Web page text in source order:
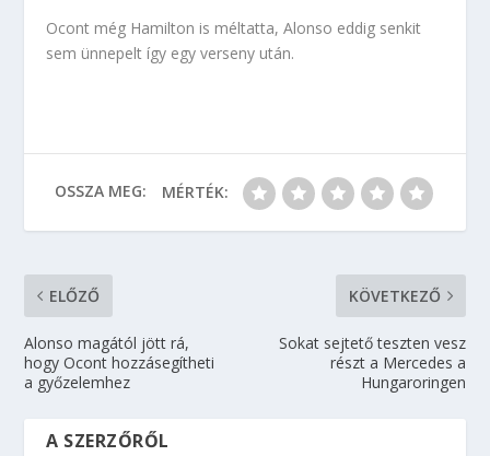
Ocont még Hamilton is méltatta, Alonso eddig senkit
sem ünnepelt így egy verseny után.
OSSZA MEG: MÉRTÉK:
ELŐZŐ
Alonso magától jött rá,
hogy Ocont hozzásegítheti
a győzelemhez
KÖVETKEZŐ
Sokat sejtető teszten vesz
részt a Mercedes a
Hungaroringen
A SZERZŐRŐL